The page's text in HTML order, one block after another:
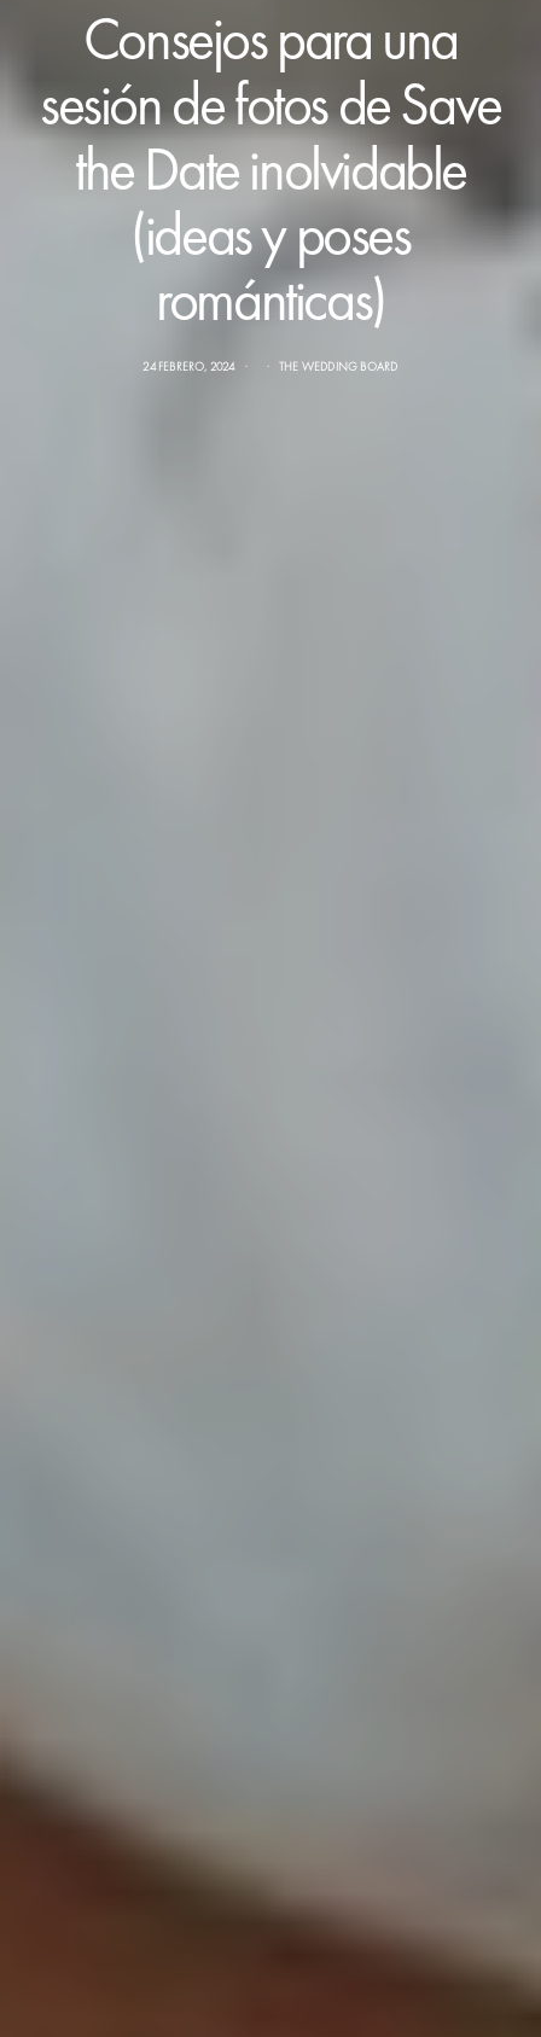
Consejos para una
sesión de fotos de Save
the Date inolvidable
(ideas y poses
románticas)
24 FEBRERO, 2024 THE WEDDING BOARD